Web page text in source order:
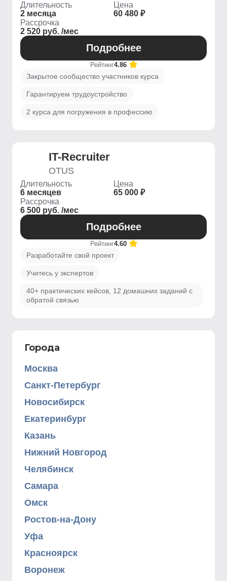
Длительность
2 месяца
Цена
60 480 ₽
Рассрочка
2 520 руб. /мес
Подробнее
Рейтинг4.86
Закрытое сообщество участников курса
Гарантируем трудоустройство
2 курса для погружения в профессию
IT-Recruiter
OTUS
Длительность
6 месяцев
Цена
65 000 ₽
Рассрочка
6 500 руб. /мес
Подробнее
Рейтинг4.60
Разработайте свой проект
Учитесь у экспертов
40+ практических кейсов, 12 домашних заданий с
обратой связью
Города
Москва
Санкт-Петербург
Новосибирск
Екатеринбург
Казань
Нижний Новгород
Челябинск
Самара
Омск
Ростов-на-Дону
Уфа
Красноярск
Воронеж